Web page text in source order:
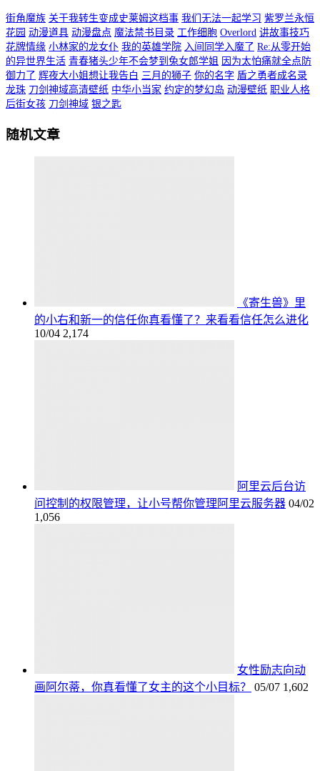
街角魔族 关于我转生变成史莱姆这档事 我们无法一起学习 紫罗兰永恒
花园 动漫道具 动漫盘点 魔法禁书目录 工作细胞 Overlord 讲故事技巧
花牌情缘 小林家的龙女仆 我的英雄学院 入间同学入魔了 Re:从零开始
的异世界生活 青春猪头少年不会梦到兔女郎学姐 因为太怕痛就全点防
御力了 辉夜大小姐想让我告白 三月的狮子 你的名字 盾之勇者成名录
龙珠 刀剑神域高清壁纸 中华小当家 约定的梦幻岛 动漫壁纸 职业人格
后街女孩 刀剑神域 银之匙
随机文章
《寄生兽》里
的小右和新一的信任你真看懂了？来看看信任怎么进化
10/04 2,174
阿里云后台访
问控制的权限管理，让小号帮你管理阿里云服务器 04/02
1,056
女性励志向动
画阿尔蒂，你真看懂了女主的这个小目标？
05/07 1,602